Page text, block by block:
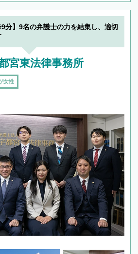
9分】9名の弁護士の力を結集し、適切
宮東法律事務所
女性